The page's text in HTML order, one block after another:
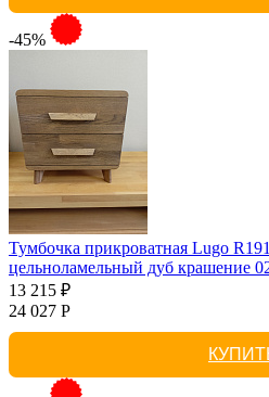
-45%
Тумбочка прикроватная Lugo
цельноламельный дуб крашение
13 215 ₽
24 027 Р